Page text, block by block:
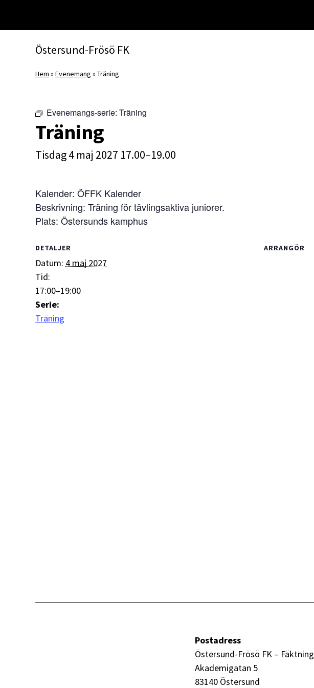
Huvudnavigering
Östersund-Frösö FK
Hem » Evenemang » Träning
Evenemangs-serie: Träning
Träning
tisdag 4 maj 2027 17.00–19.00
Kalender: ÖFFK Kalender
Beskrivning: Träning för tävlingsaktiva juniorer.
Plats: Östersunds kamphus
DETALJER
Datum: 4 maj 2027
Tid:
17:00–19:00
Serie:
Träning
ARRANGÖR
Postadress
Östersund-Frösö FK – Fäktning
Akademigatan 5
83140 Östersund